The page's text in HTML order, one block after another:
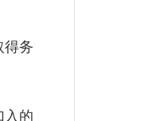
得务
入的